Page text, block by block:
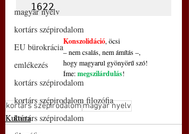
magyar nyelv
kortárs szépirodalom
EU bürokrácia
emlékezés
kortárs szépirodalom
kortárs szépirodalom filozófia
kortárs szépirodalom
1622
Konszolidáció, öcsi
– nem csalás, nem ámítás –,
hogy magyarul gyönyörű szó!
Íme: megszilárdulás!
kortárs szépirodalommagyar nyelv
Kultúra